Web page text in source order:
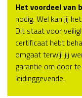
Het voordeel van
nodig. Wel kan jij
Dit staat voor
certificaat hebt
omgaat terwijl jij
garantie om door
leidinggevende.